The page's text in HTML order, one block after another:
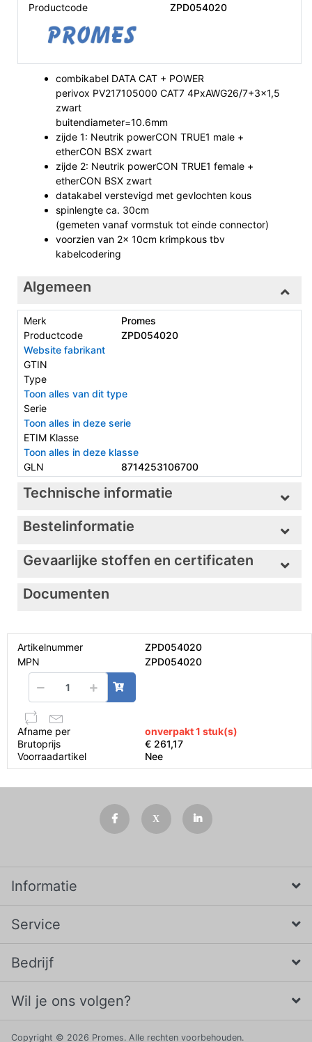
Productcode
ZPD054020
combikabel DATA CAT + POWER
perivox PV217105000 CAT7 4PxAWG26/7+3x1,5
zwart
buitendiameter=10.6mm
zijde 1: Neutrik powerCON TRUE1 male +
etherCON BSX zwart
zijde 2: Neutrik powerCON TRUE1 female +
etherCON BSX zwart
datakabel verstevigd met gevlochten kous
spinlengte ca. 30cm
(gemeten vanaf vormstuk tot einde connector)
voorzien van 2x 10cm krimpkous tbv
kabelcodering
Algemeen
Merk
Promes
Productcode
ZPD054020
Website fabrikant
GTIN
Type
Toon alles van dit type
Serie
Toon alles in deze serie
ETIM Klasse
Toon alles in deze klasse
GLN
8714253106700
Technische informatie
Bestelinformatie
Gevaarlijke stoffen en certificaten
Documenten
Artikelnummer
ZPD054020
MPN
ZPD054020
Afname per
onverpakt 1 stuk(s)
Brutoprijs
€ 261,17
Voorraadartikel
Nee
Informatie
Service
Bedrijf
Wil je ons volgen?
Copyright © 2026 Promes. Alle rechten voorbehouden.